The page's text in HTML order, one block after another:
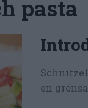
pasta
en